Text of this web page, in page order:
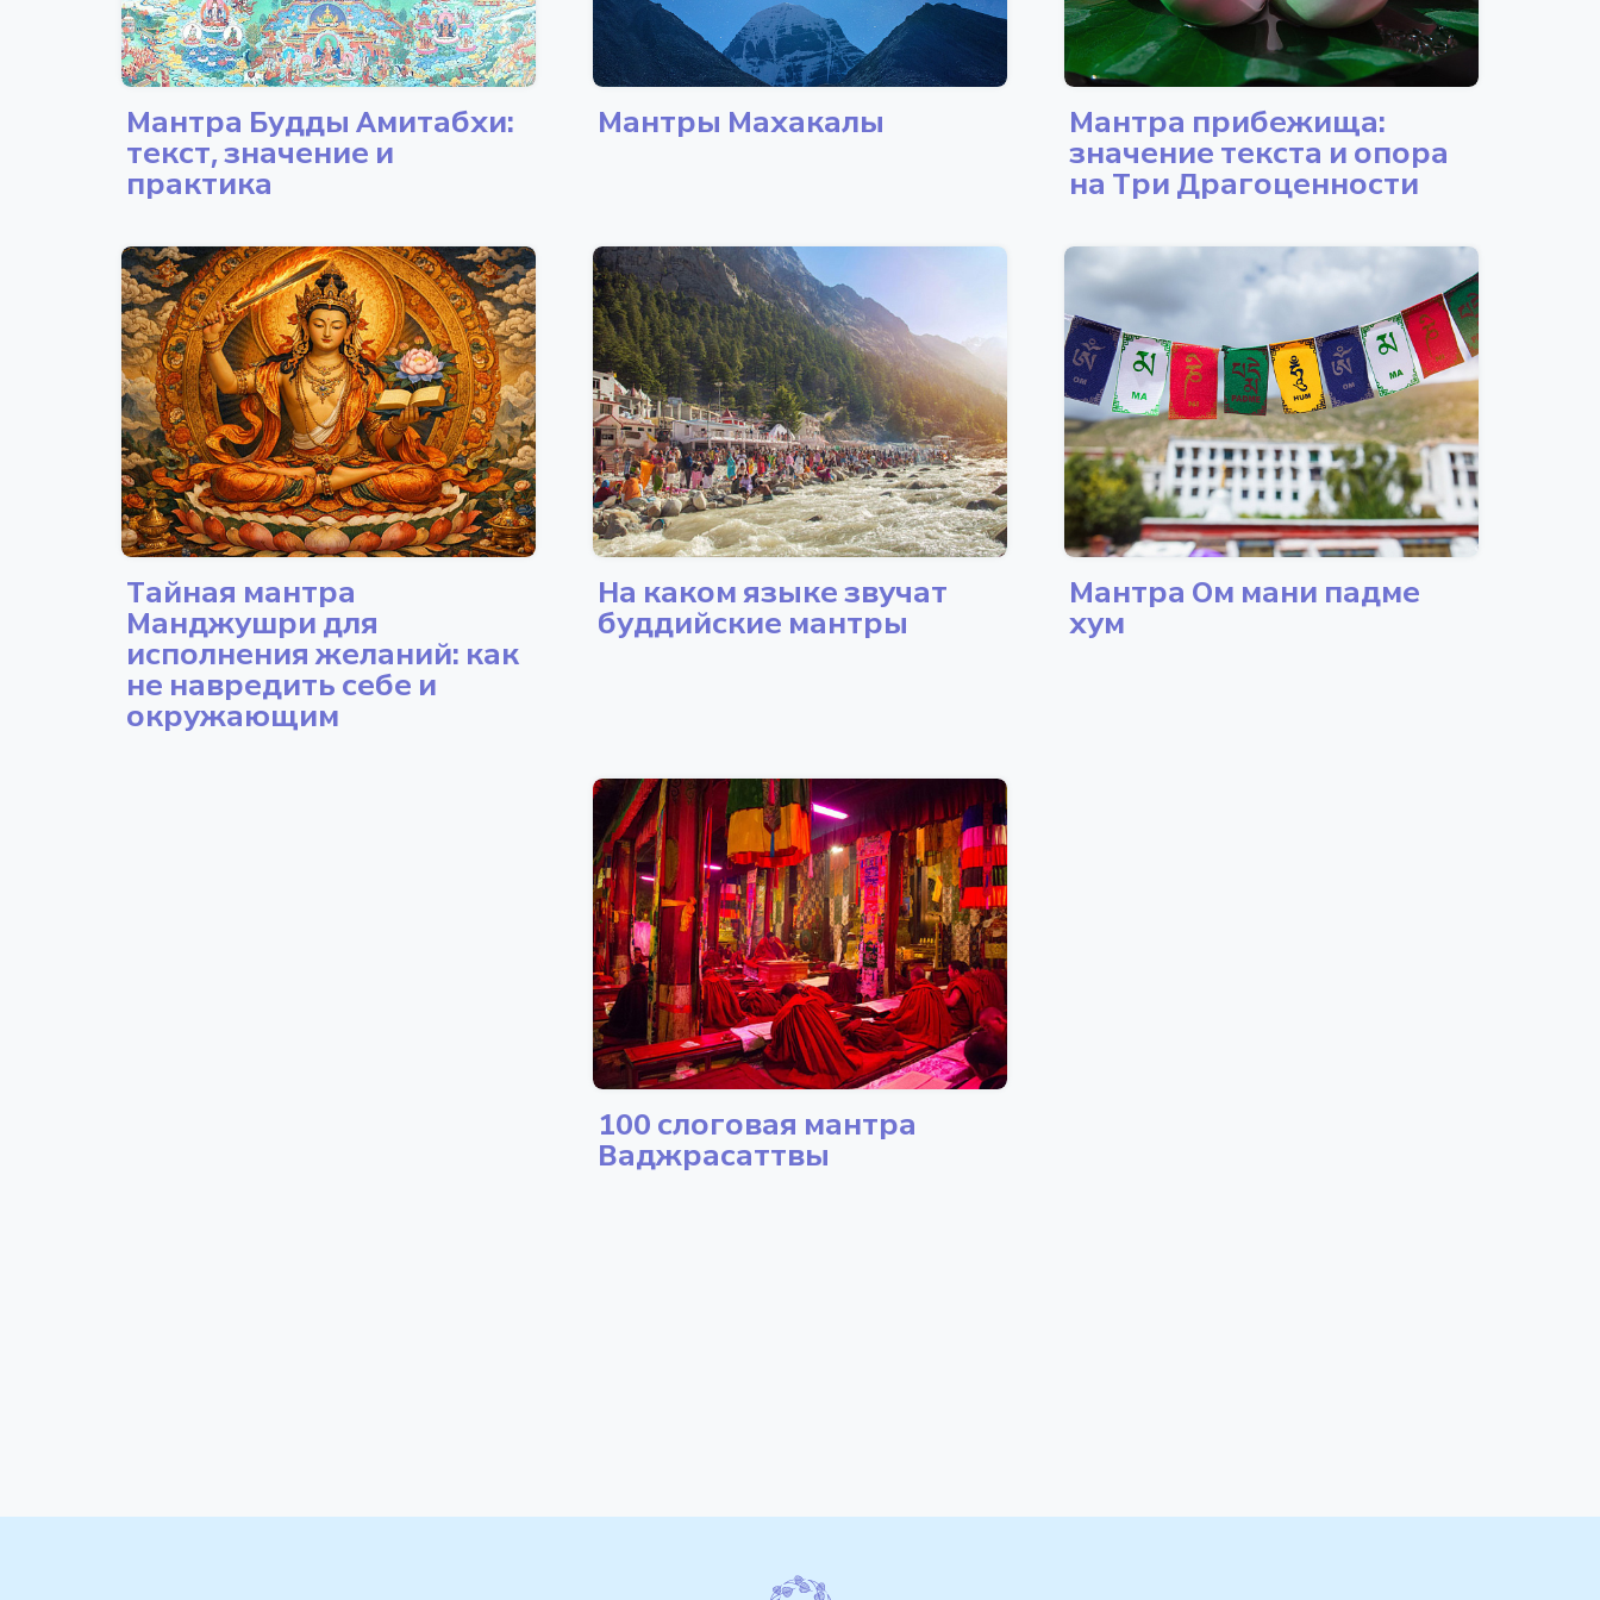
Мантра Будды Амитабхи:
текст, значение и
практика
Мантры Махакалы
Мантра прибежища:
значение текста и опора
на Три Драгоценности
Тайная мантра
Манджушри для
исполнения желаний: как
не навредить себе и
окружающим
На каком языке звучат
буддийские мантры
Мантра Ом мани падме
хум
100 слоговая мантра
Ваджрасаттвы